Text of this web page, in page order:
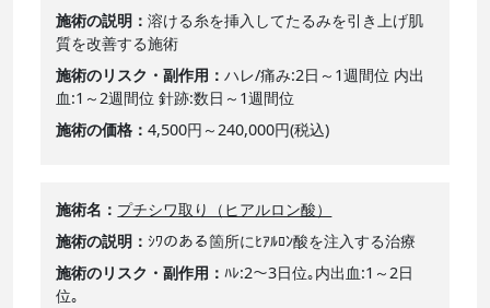
施術の説明
溶ける糸を挿入してたるみを引き上げ肌
質を改善する施術
施術のリスク・副作用
ハレ/痛み:2日～1週間位 内出
血:1～2週間位 針跡:数日～1週間位
施術の価格
4,500円～240,000円(税込)
施術名
プチシワ取り（ヒアルロン酸）
施術の説明
ｼﾜのある箇所にﾋｱﾙﾛﾝ酸を注入する治療
施術のリスク・副作用
ﾊﾚ:2～3日位｡内出血:1～2日
位｡